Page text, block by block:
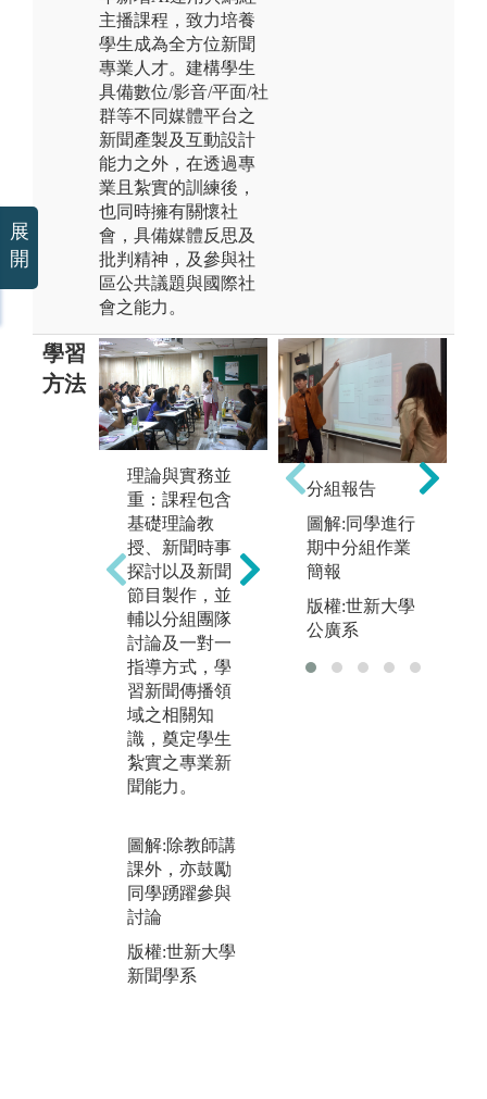
主播課程，致力培養
學生成為全方位新聞
專業人才。建構學生
具備數位/影音/平面/社
群等不同媒體平台之
新聞產製及互動設計
能力之外，在透過專
業且紮實的訓練後，
也同時擁有關懷社
會，具備媒體反思及
批判精神，及參與社
區公共議題與國際社
會之能力。
學習
方法
理論與實務並
重：課程包含
基礎理論教
授、新聞時事
探討以及新聞
節目製作，並
輔以分組團隊
討論及一對一
指導方式，學
習新聞傳播領
域之相關知
識，奠定學生
紮實之專業新
聞能力。
圖解:除教師講
課外，亦鼓勵
同學踴躍參與
討論
版權:世新大學
新聞學系
全媒體融合學
習：完整的新
聞採編寫、拍
攝、播報、產
製、AI技能運
用、主播技巧
等訓練，搭配
分組報告
圖解:同學進行
期中分組作業
簡報
版權:世新大學
公廣系
展
開